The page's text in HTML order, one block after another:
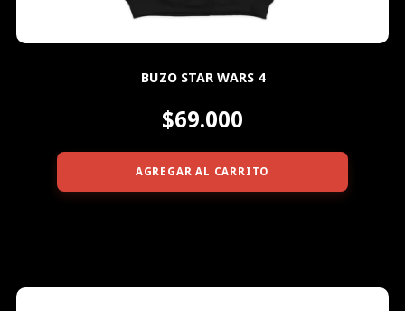
BUZO STAR WARS 4
$69.000
AGREGAR AL CARRITO